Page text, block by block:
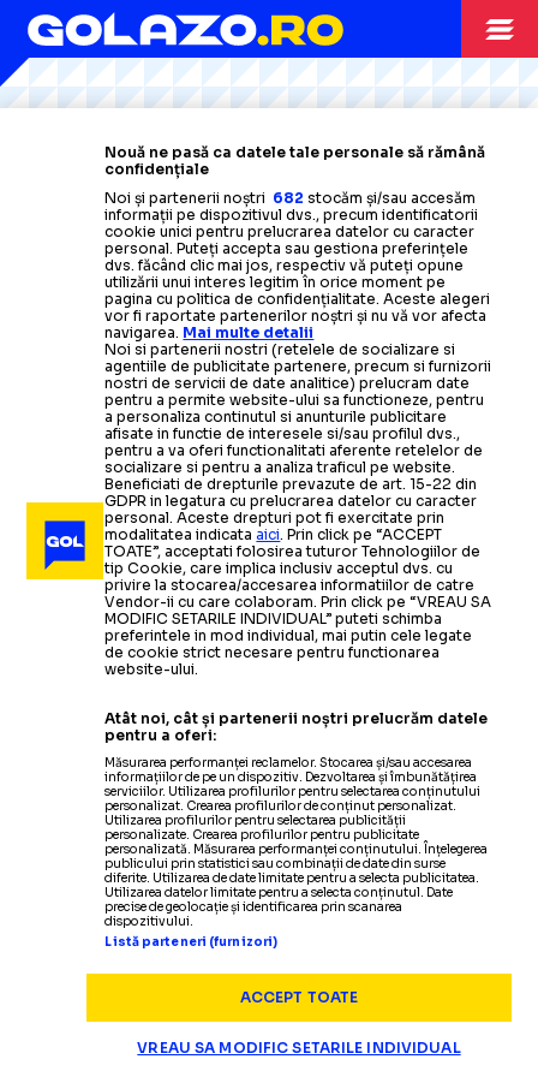
Citește mai mult
Citește mai mult
Citește mai mult
Citește mai mult
Citește mai mult
02.07.2010
Surorile Williams, amendate la Wimbledon
01.07.2010
Update: Vera Zvonareva-Serena Williams, finala de
la Wimbledon
29.06.2010
​Wimbledon: Venus Williams si Kim Klijsters,
eliminate in sferturi
18.06.2010
Wimbledon/ Vezi adversarii
romanilor din primul tur
Citește mai mult
02.06.2010
Stosur, de neoprit: Aeliminat-ope
Serena Williams
Citește mai mult
ARHIVA FOTBAL 08.02.2010
Sorana Carstea-locul 39 in lume/ Serena Williams,
fara rival
Australian Open Serena Williams-Justine Henin
6-2/Serena isi apara titlul
28.01.2010
Australian Open: Justine Henin
marea finala
WTA Sydney: Dementieva, victorie
clara in finala cu Serena Williams
22.12.2009
Roger Federer si Serena Williams,
desemnati campionii mondiali ai
anului 2009
Serena Williams acuza "atitudinea
sexista" a oficialilor ITF
Nouă ne pasă ca datele tale personale să rămână
confidențiale
Noi și partenerii noștri 682 stocăm și/sau accesăm
informații pe dispozitivul dvs., precum identificatorii
cookie unici pentru prelucrarea datelor cu caracter
personal. Puteți accepta sau gestiona preferințele
dvs. făcând clic mai jos, respectiv vă puteți opune
utilizării unui interes legitim în orice moment pe
pagina cu politica de confidențialitate. Aceste alegeri
vor fi raportate partenerilor noștri și nu vă vor afecta
navigarea. Mai multe detalii
Noi si partenerii nostri (retelele de socializare si
agentiile de publicitate partenere, precum si furnizorii
nostri de servicii de date analitice) prelucram date
pentru a permite website-ului sa functioneze, pentru
a personaliza continutul si anunturile publicitare
afisate in functie de interesele si/sau profilul dvs.,
pentru a va oferi functionalitati aferente retelelor de
socializare si pentru a analiza traficul pe website.
Beneficiati de drepturile prevazute de art. 15-22 din
GDPR in legatura cu prelucrarea datelor cu caracter
personal. Aceste drepturi pot fi exercitate prin
modalitatea indicataaici . Prin click pe “ACCEPT
TOATE”, acceptati folosirea tuturor Tehnologiilor de
tip Cookie, care implica inclusiv acceptul dvs. cu
privire la stocarea/accesarea informatiilor de catre
Vendor-ii cu care colaboram. Prin click pe “VREAU SA
MODIFIC SETARILE INDIVIDUAL” puteti schimba
preferintele in mod individual, mai putin cele legate
de cookie strict necesare pentru functionarea
website-ului.
Atât noi, cât și partenerii noștri prelucrăm datele
pentru a oferi:
Măsurarea performanței reclamelor. Stocarea și/sau accesarea
informațiilor de pe un dispozitiv. Dezvoltarea și îmbunătățirea
serviciilor. Utilizarea profilurilor pentru selectarea conținutului
personalizat. Crearea profilurilor de conținut personalizat.
Utilizarea profilurilor pentru selectarea publicității
personalizate. Crearea profilurilor pentru publicitate
personalizată. Măsurarea performanței conținutului. Înțelegerea
publicului prin statistici sau combinații de date din surse
diferite. Utilizarea de date limitate pentru a selecta publicitatea.
Utilizarea datelor limitate pentru a selecta conținutul. Date
precise de geolocație și identificarea prin scanarea
dispozitivului.
Listă parteneri (furnizori)
ACCEPT TOATE
VREAU SA MODIFIC SETARILE INDIVIDUAL